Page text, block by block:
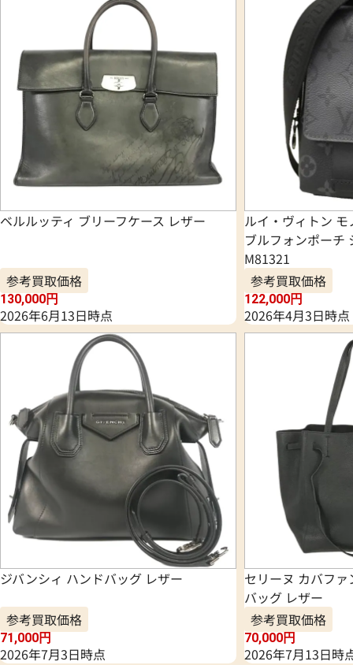
ベルルッティ ブリーフケース レザー
参考買取価格
130,000円
2026年6月13日時点
ルイ・ヴィトン
ブルフォンポーチ
M81321
参考買取価格
122,000円
2026年4月3日時点
ジバンシィ ハンドバッグ レザー
参考買取価格
71,000円
2026年7月3日時点
セリーヌ カバフ
バッグ レザー
参考買取価格
70,000円
2026年7月13日時